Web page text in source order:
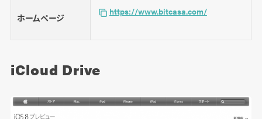
ホームページ
https://www.bitcasa.com/
iCloud Drive